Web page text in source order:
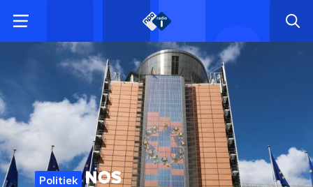
Politiek